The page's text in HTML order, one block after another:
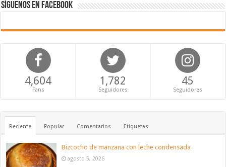
Síguenos en Facebook
4,604
Fans
1,782
Seguidores
45
Seguidores
Reciente Popular Comentarios Etiquetas
Bizcocho de manzana con leche condensada
agosto 5, 2026